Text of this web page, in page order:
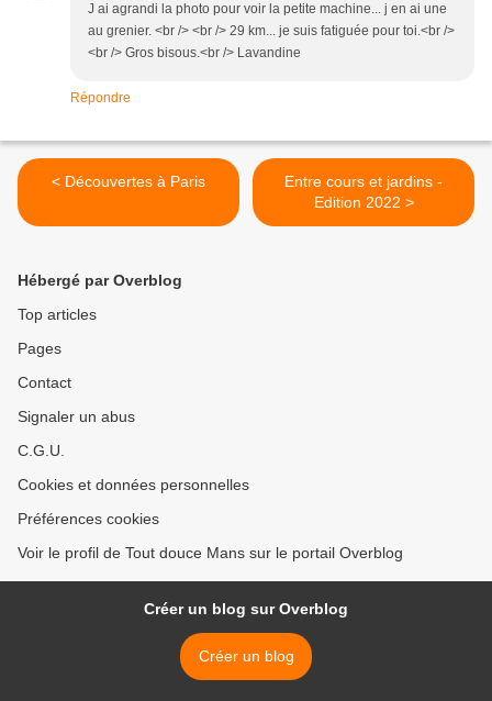
J ai agrandi la photo pour voir la petite machine... j en ai une
au grenier. <br /> <br /> 29 km... je suis fatiguée pour toi.<br />
<br /> Gros bisous.<br /> Lavandine
Répondre
< Découvertes à Paris
Entre cours et jardins -
Edition 2022 >
Hébergé par Overblog
Top articles
Pages
Contact
Signaler un abus
C.G.U.
Cookies et données personnelles
Préférences cookies
Voir le profil de Tout douce Mans sur le portail Overblog
Créer un blog sur Overblog
Créer un blog